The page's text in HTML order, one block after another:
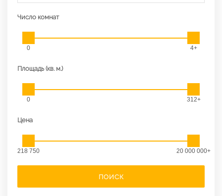
Число комнат
0 4+
Площадь (кв. м.)
0 312+
Цена
218 750 20 000 000+
ПОИСК